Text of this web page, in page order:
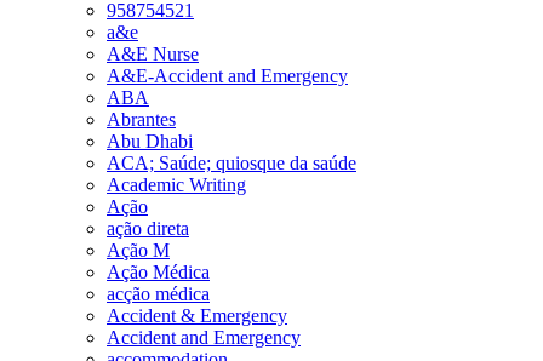
958754521
a&e
A&E Nurse
A&E-Accident and Emergency
ABA
Abrantes
Abu Dhabi
ACA; Saúde; quiosque da saúde
Academic Writing
Ação
ação direta
Ação M
Ação Médica
acção médica
Accident & Emergency
Accident and Emergency